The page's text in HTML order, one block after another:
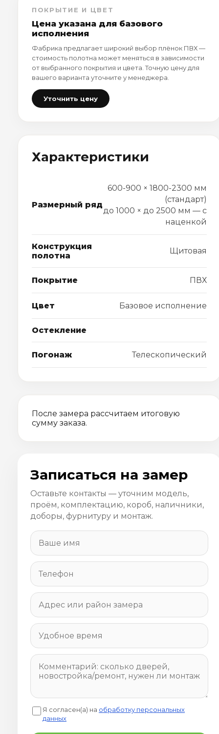
ПОКРЫТИЕ И ЦВЕТ
Цена указана для базового
исполнения
Фабрика предлагает широкий выбор плёнок ПВХ —
стоимость полотна может меняться в зависимости
от выбранного покрытия и цвета. Точную цену для
вашего варианта уточните у менеджера.
Уточнить цену
Характеристики
Размерный ряд
600-900 × 1800-2300 мм
(стандарт)
до 1000 × до 2500 мм — с
наценкой
Конструкция
полотна
Щитовая
Покрытие ПВХ
Цвет Базовое исполнение
Остекление
Погонаж Телескопический
После замера рассчитаем итоговую
сумму заказа.
Записаться на замер
Оставьте контакты — уточним модель,
проём, комплектацию, короб, наличники,
доборы, фурнитуру и монтаж.
Я согласен(а) на обработку персональных
данных